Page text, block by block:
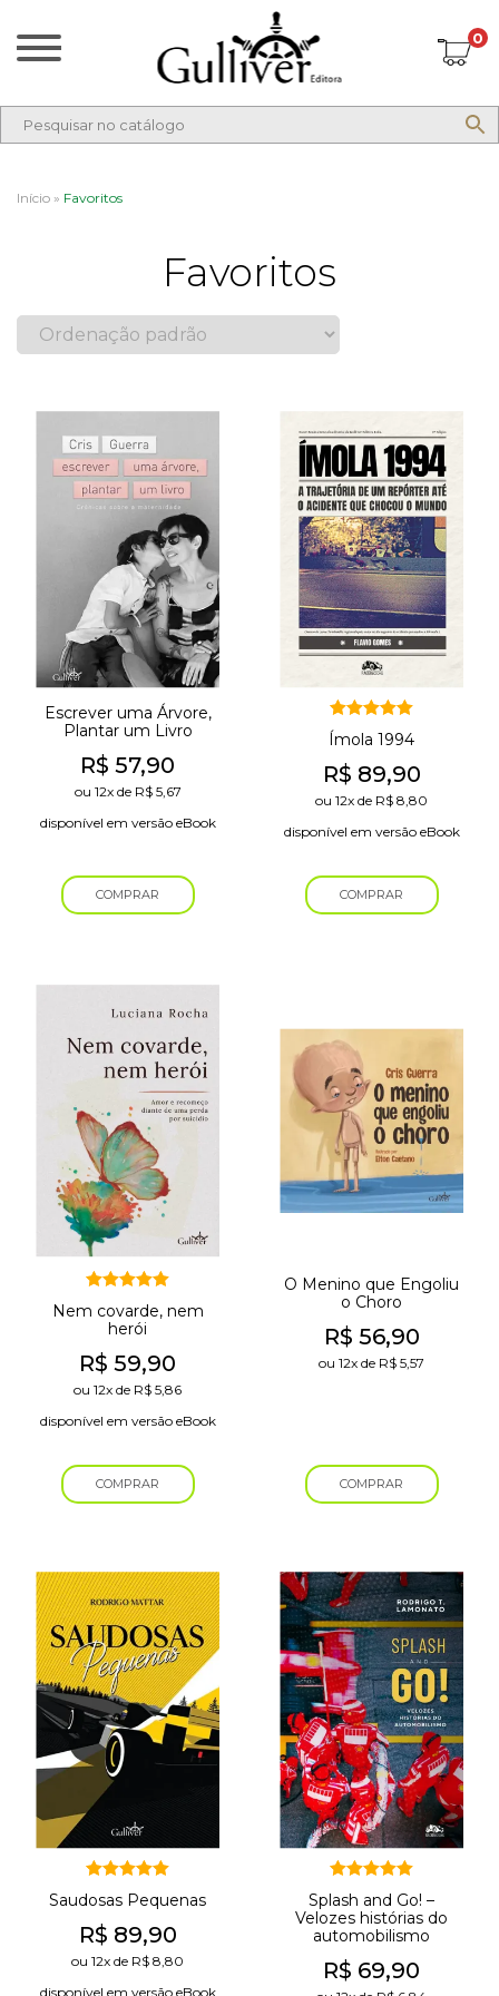
0
Início » Favoritos
Favoritos
Escrever uma Árvore,
Plantar um Livro
R$ 57,90
ou 12xde R$5,67
disponível em versão eBook
COMPRAR
Avaliação
5.00de 5
Ímola 1994
R$ 89,90
ou 12x de R$ 8,80
disponível em versão eBook
COMPRAR
Avaliação
5.00de 5
Nem covarde, nem
herói
R$ 59,90
ou 12x de R$ 5,86
disponível em versão eBook
COMPRAR
O Menino que Engoliu
o Choro
R$ 56,90
ou 12x de R$ 5,57
COMPRAR
Avaliação
5.00de 5
Saudosas Pequenas
R$ 89,90
ou 12x de R$ 8,80
disponível em versão eBook
Avaliação
5.00de 5
Splash and Go! –
Velozes histórias do
automobilismo
R$ 69,90